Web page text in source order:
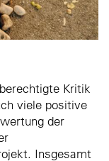
Kritik
viele positive
der
Insgesamt